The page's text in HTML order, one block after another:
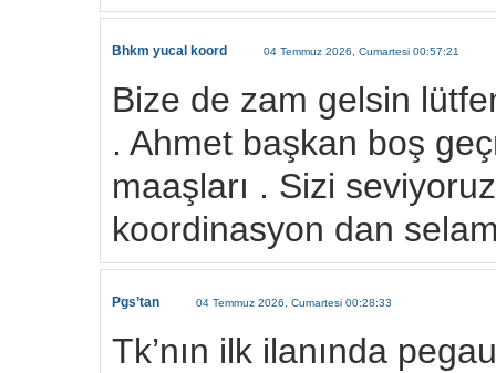
Bhkm yucal koord 04 Temmuz 2026, Cumartesi 00:57:21
Bize de zam gelsin
. Ahmet başkan boş
maaşları . Sizi
koordinasyon dan
Pgs’tan 04 Temmuz 2026, Cumartesi 00:28:33
Tk’nın ilk ilanında